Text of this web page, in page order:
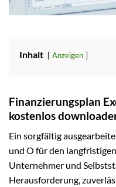
Inhalt Anzeigen
Finanzierungsplan
kostenlos
Ein sorgfältig
und O für den
Unternehmer und
Herausforderung,